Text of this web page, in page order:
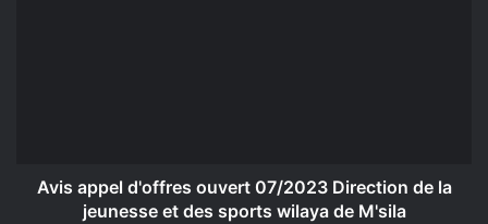
Avis appel d'offres ouvert 07/2023 Direction de la
jeunesse et des sports wilaya de M'sila